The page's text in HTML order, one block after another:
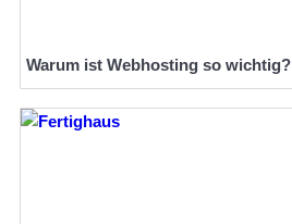
Warum ist Webhosting so wichtig?